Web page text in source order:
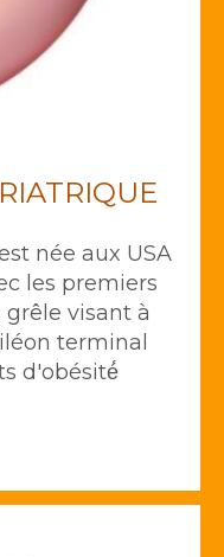
née aux USA
les premiers
visant à
terminal
d'obésité́